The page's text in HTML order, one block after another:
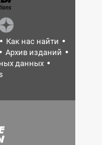
Как нас найти
Архив изданий
данных